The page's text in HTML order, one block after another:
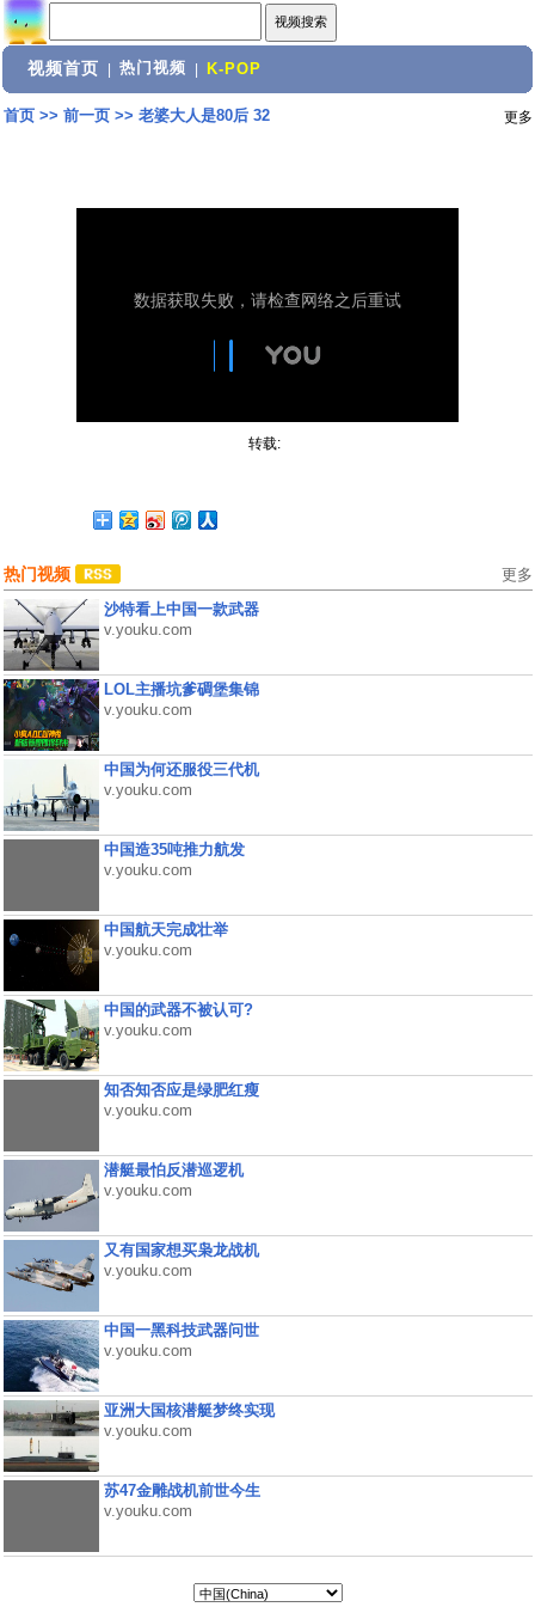
视频首页 热门视频 K-POP
首页>> 前一页>> 老婆大人是80后 32 更多
转载:
热门视频 更多
沙特看上中国一款武器
v.youku.com
LOL主播坑爹碉堡集锦
v.youku.com
中国为何还服役三代机
v.youku.com
中国造35吨推力航发
v.youku.com
中国航天完成壮举
v.youku.com
中国的武器不被认可?
v.youku.com
知否知否应是绿肥红瘦
v.youku.com
潜艇最怕反潜巡逻机
v.youku.com
又有国家想买枭龙战机
v.youku.com
中国一黑科技武器问世
v.youku.com
亚洲大国核潜艇梦终实现
v.youku.com
苏47金雕战机前世今生
v.youku.com